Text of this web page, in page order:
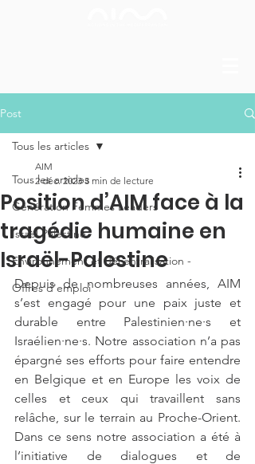
Post
Tous les articles
Génération Femmes Leaders
Israël Palestine
Environnement et décentralisation -
Offres d'emploi
Tous les articles
Position d’AIM face à la
tragédie humaine en
Israël-Palestine
AIM
2 déc. 2023 3 min de lecture
Depuis de nombreuses années, AIM
s’est engagé pour une paix juste et
durable entre Palestinien·ne·s et
Israélien·ne·s. Notre association n’a pas
épargné ses efforts pour faire entendre
en Belgique et en Europe les voix de
celles et ceux qui travaillent sans
relâche, sur le terrain au Proche-Orient.
Dans ce sens notre association a été à
l’initiative de dialogues et de